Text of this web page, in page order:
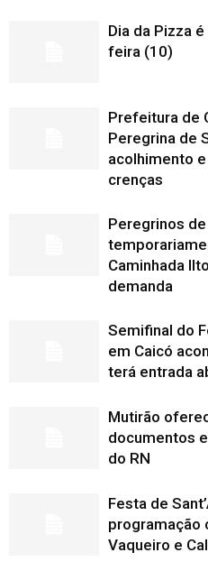
Dia da Pizza
feira (10)
Prefeitura de
Peregrina de
acolhimento
crenças
Peregrinos de
Caminhada
demanda
Semifinal do
em Caicó
terá entrada
Mutirão
documentos
do RN
Festa de
programação
Vaqueiro e